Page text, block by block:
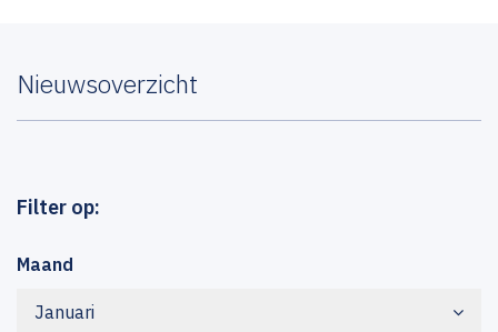
Nieuwsoverzicht
Filter op:
Maand
Januari